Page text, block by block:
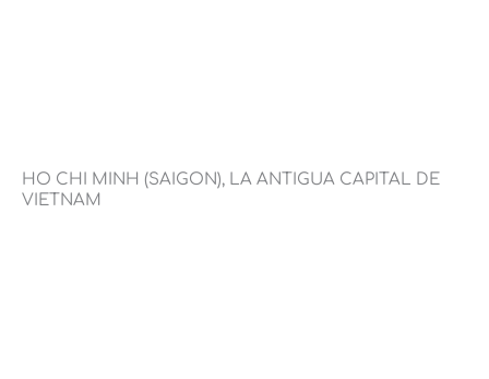
HO CHI MINH (SAIGON), LA ANTIGUA CAPITAL DE
VIETNAM